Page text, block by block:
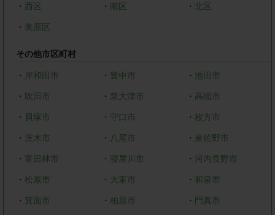
・ 西区 ・ 南区 ・ 北区
・ 美原区
その他市区町村
・ 岸和田市 ・ 豊中市 ・ 池田市
・ 吹田市 ・ 泉大津市 ・ 高槻市
・ 貝塚市 ・ 守口市 ・枚方市
・ 茨木市 ・ 八尾市 ・ 泉佐野市
・ 富田林市 ・ 寝屋川市 ・ 河内長野市
・ 松原市 ・ 大東市 ・ 和泉市
・ 箕面市 ・ 柏原市 ・ 門真市